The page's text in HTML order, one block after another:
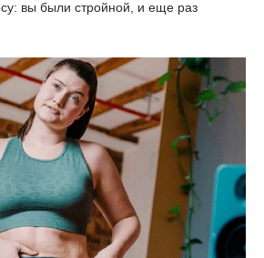
вы были стройной, и еще раз